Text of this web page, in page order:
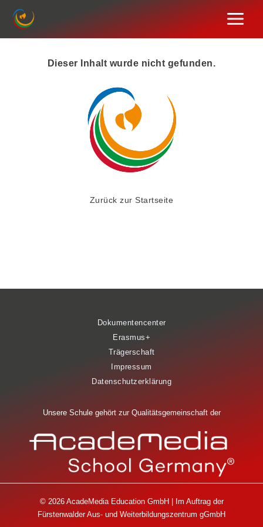
Zum
Inhalt
springen
Dieser Inhalt wurde nicht gefunden.
Zurück zur Startseite
Dokumentencenter
Erasmus+
Trägerschaft
Impressum
Datenschutzerklärung
Unsere Schule gehört zur Qualitätsgemeinschaft der
© 2026 AcadeMedia Education GmbH | Im Auftrag der
Fürstenwalder Aus- und Weiterbildungszentrum gGmbH